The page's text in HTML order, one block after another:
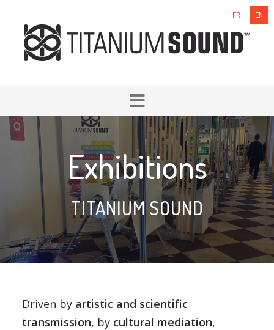
FR EN
Exhibitions
TITANIUM SOUND
Driven by artistic and scientific
transmission, by cultural mediation,